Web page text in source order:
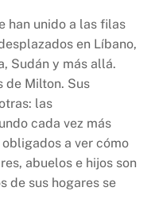
han unido a las filas
en Líbano,
Sudán y más allá.
de Milton. Sus
las
cada vez más
a ver cómo
abuelos e hijos son
de sus hogares se